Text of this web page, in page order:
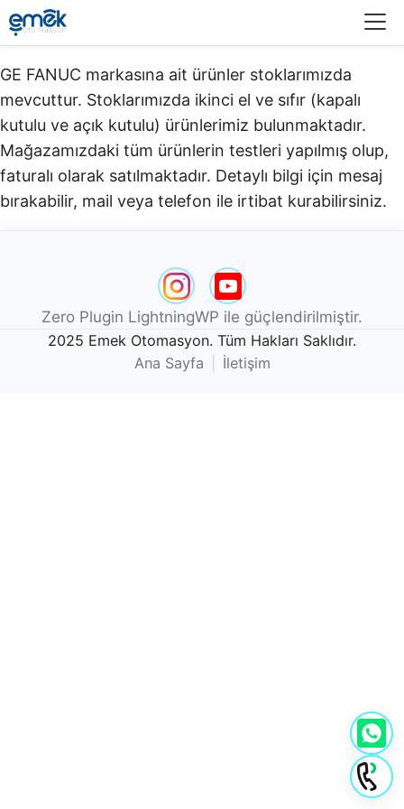
GE FANUC markasına ait ürünler stoklarımızda
mevcuttur. Stoklarımızda ikinci el ve sıfır (kapalı
kutulu ve açık kutulu) ürünlerimiz bulunmaktadır.​
Mağazamızdaki tüm ürünlerin testleri yapılmış olup,
faturalı olarak satılmaktadır. Detaylı bilgi için mesaj
bırakabilir, mail veya telefon ile irtibat kurabilirsiniz.
Zero Plugin LightningWP ile güçlendirilmiştir.
2025 Emek Otomasyon. Tüm Hakları Saklıdır.
Ana Sayfa
İletişim